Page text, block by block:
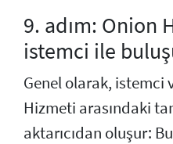
9. adım: Onion
istemci ile
Genel olarak, istemci
Hizmeti arasındaki
aktarıcıdan oluşur: